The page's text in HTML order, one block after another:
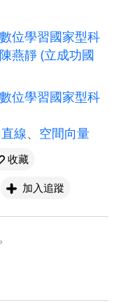
位學習國家型科
陳燕靜 (立成功國
位學習國家型科
線、 空間向量
收藏
加入追蹤